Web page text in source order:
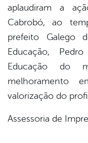
aplaudiram a
Cabrobó, ao
prefeito Galego
Educação,
Educação do
melhoramento
valorização do
Assessoria de